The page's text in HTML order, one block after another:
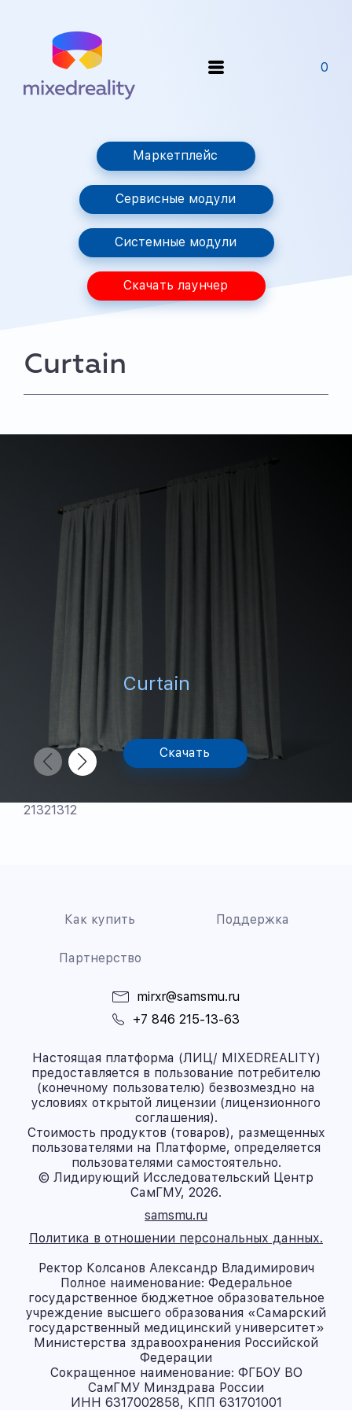
0
Маркетплейс
Сервисные модули
Системные модули
Скачать лаунчер
Curtain
Curtain
Скачать
21321312
Как купить Поддержка
Партнерство
mirxr@samsmu.ru
+7 846 215-13-63
Настоящая платформа (ЛИЦ/ MIXEDREALITY)
предоставляется в пользование потребителю
(конечному пользователю) безвозмездно на
условиях открытой лицензии (лицензионного
соглашения).
Стоимость продуктов (товаров), размещенных
пользователями на Платформе, определяется
пользователями самостоятельно.
© Лидирующий Исследовательский Центр
СамГМУ, 2026.
samsmu.ru
Политика в отношении персональных данных.
Ректор Колсанов Александр Владимирович
Полное наименование: Федеральное
государственное бюджетное образовательное
учреждение высшего образования «Самарский
государственный медицинский университет»
Министерства здравоохранения Российской
Федерации
Сокращенное наименование: ФГБОУ ВО
СамГМУ Минздрава России
ИНН 6317002858, КПП 631701001